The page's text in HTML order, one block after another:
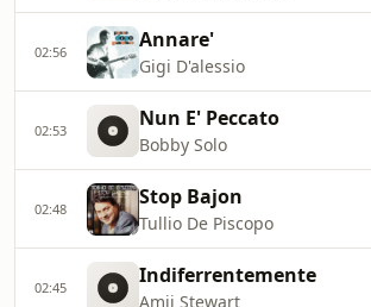
02:56 Annare'
Gigi D'alessio
02:53 Nun E' Peccato
Bobby Solo
02:48 Stop Bajon
Tullio De Piscopo
02:45 Indiferrentemente
Amii Stewart